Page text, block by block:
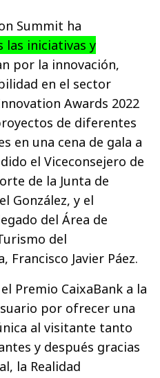
Summit ha
las iniciativas y
por la innovación,
en el sector
Awards 2022
de diferentes
en una cena de gala a
el Viceconsejero de
de la Junta de
González, y el
del Área de
del
Francisco Javier Páez.
Premio CaixaBank a la
por ofrecer una
al visitante tanto
y después gracias
la Realidad